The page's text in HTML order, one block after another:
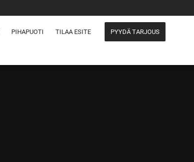
PIHAPUOTI TILAA ESITE PYYDÄ TARJOUS